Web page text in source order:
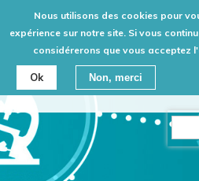
Nous utilisons des cookies pour
expérience sur notre site. Si vous
considérerons que vous acceptez
Ok Non, merci
au
Retour